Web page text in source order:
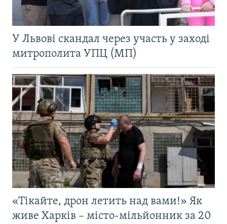
У Львові скандал через участь у заході
митрополита УПЦ (МП)
«Тікайте, дрон летить над вами!» Як
живе Харків – місто-мільйонник за 20